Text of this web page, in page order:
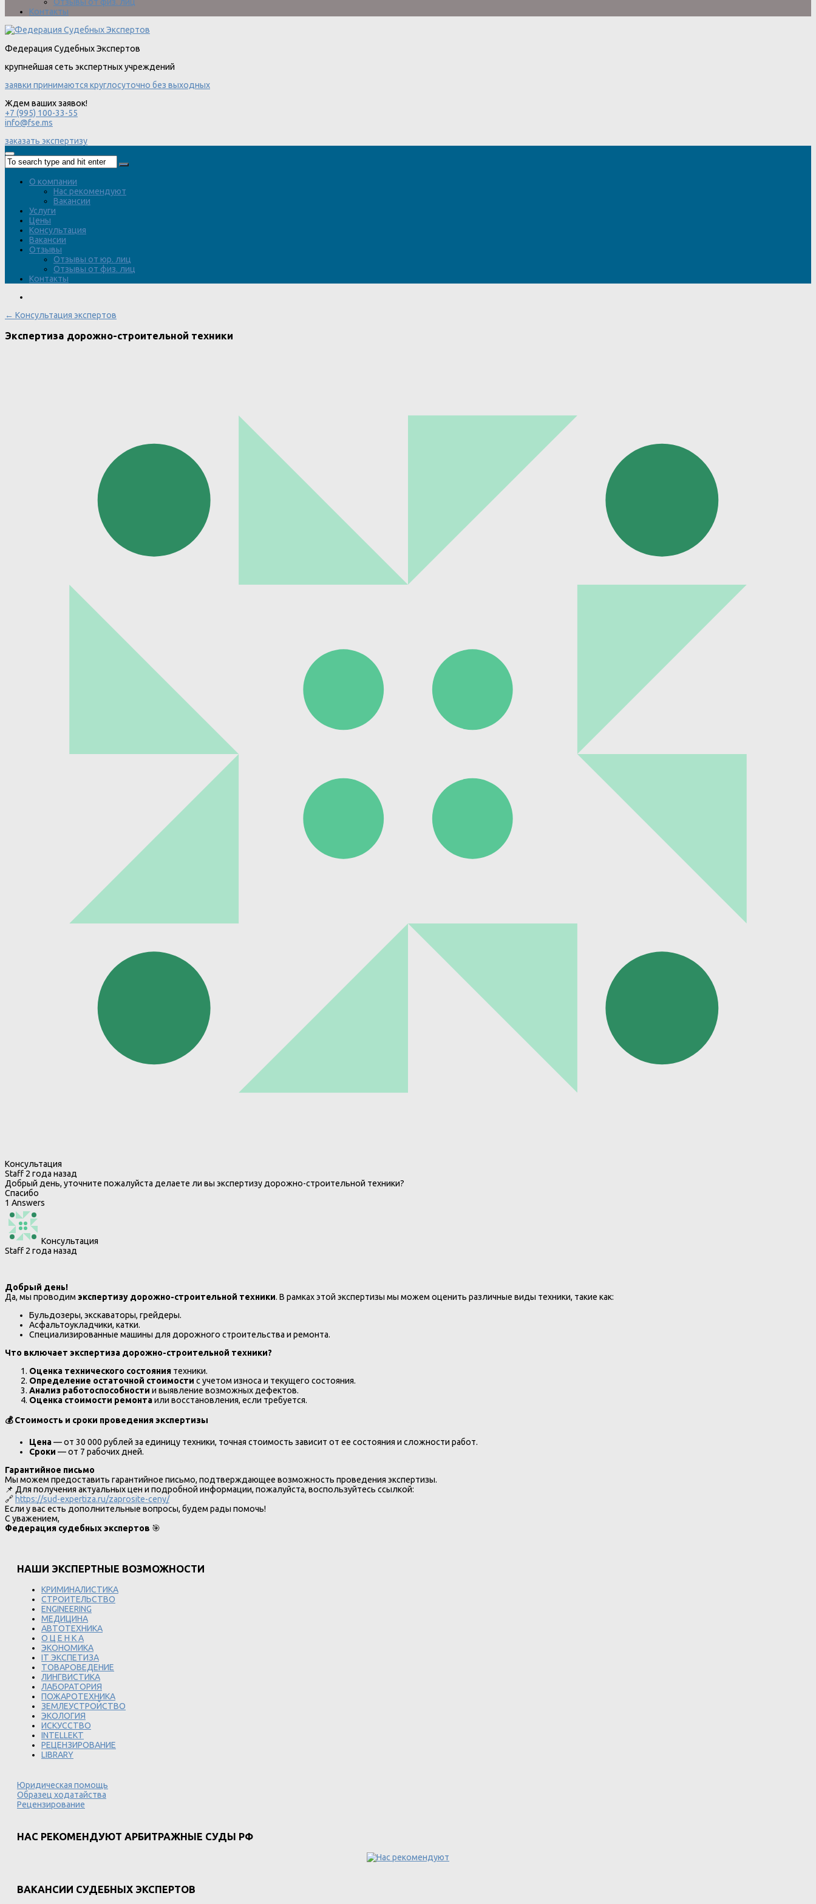
Отзывы от физ. лиц
Контакты
Федерация Судебных Экспертов
крупнейшая сеть экспертных учреждений
заявки принимаются круглосуточно без выходных
Ждем ваших заявок!
+7 (995) 100-33-55
info@fse.ms
заказать экспертизу
О компании
Нас рекомендуют
Вакансии
Услуги
Цены
Консультация
Вакансии
Отзывы
Отзывы от юр. лиц
Отзывы от физ. лиц
Контакты
← Консультация экспертов
Экспертиза дорожно-строительной техники
Консультация
Staff 2 года назад
Добрый день, уточните пожалуйста делаете ли вы экспертизу дорожно-строительной техники?
Спасибо
1 Answers
Консультация
Staff 2 года назад
Добрый день!
Да, мы проводим экспертизу дорожно-строительной техники. В рамках этой экспертизы мы можем оценить различные виды техники, такие как:
Бульдозеры, экскаваторы, грейдеры.
Асфальтоукладчики, катки.
Специализированные машины для дорожного строительства и ремонта.
Что включает экспертиза дорожно-строительной техники?
Оценка технического состояния техники.
Определение остаточной стоимости с учетом износа и текущего состояния.
Анализ работоспособности и выявление возможных дефектов.
Оценка стоимости ремонтаили восстановления, если требуется.
💰 Стоимость и сроки проведения экспертизы
Цена— от 30 000 рублей за единицу техники, точная стоимость зависит от ее состояния и сложности работ.
Сроки — от 7 рабочих дней.
Гарантийное письмо
Мы можем предоставить гарантийное письмо, подтверждающее возможность проведения экспертизы.
📌 Для получения актуальных цен и подробной информации, пожалуйста, воспользуйтесь ссылкой:
🔗 https://sud-expertiza.ru/zaprosite-ceny/
Если у вас есть дополнительные вопросы, будем рады помочь!
С уважением,
Федерация судебных экспертов 🎯
НАШИ ЭКСПЕРТНЫЕ ВОЗМОЖНОСТИ
КРИМИНАЛИСТИКА
СТРОИТЕЛЬСТВО
ENGINEERING
МЕДИЦИНА
АВТОТЕХНИКА
О Ц Е Н К А
ЭКОНОМИКА
IT ЭКСПЕТИЗА
ТОВАРОВЕДЕНИЕ
ЛИНГВИСТИКА
ЛАБОРАТОРИЯ
ПОЖАРОТЕХНИКА
ЗЕМЛЕУСТРОЙСТВО
ЭКОЛОГИЯ
ИСКУССТВО
INTELLEKT
РЕЦЕНЗИРОВАНИЕ
LIBRARY
Юридическая помощь
Образец ходатайства
Рецензирование
НАС РЕКОМЕНДУЮТ АРБИТРАЖНЫЕ СУДЫ РФ
ВАКАНСИИ СУДЕБНЫХ ЭКСПЕРТОВ